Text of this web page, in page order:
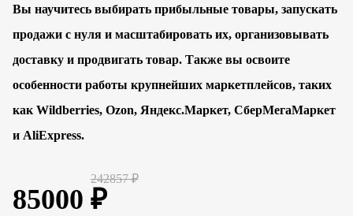
Вы научитесь выбирать прибыльные товары, запускать
продажи с нуля и масштабировать их, организовывать
доставку и продвигать товар. Также вы освоите
особенности работы крупнейших маркетплейсов, таких
как Wildberries, Ozon, Яндекс.Маркет, СберМегаМаркет
и AliExpress.
242857 ₽
85000 ₽